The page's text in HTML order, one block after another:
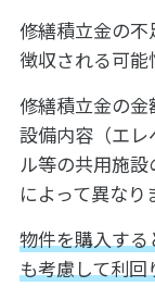
修繕積立金の
徴収される可能
修繕積立金の
設備内容（エ
ル等の共用施
によって異なり
物件を購入す
も考慮して利回